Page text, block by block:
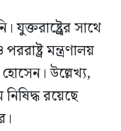
সাথে
মন্ত্রণালয়
উল্লেখ্য,
রয়েছে